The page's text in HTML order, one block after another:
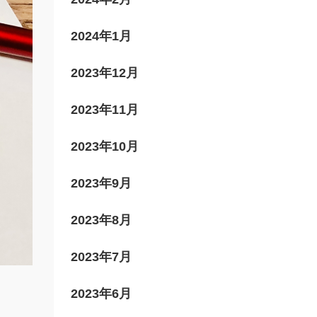
2024年1月
2023年12月
2023年11月
2023年10月
2023年9月
2023年8月
2023年7月
2023年6月